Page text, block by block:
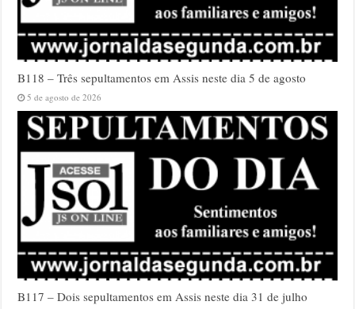
B118 – Três sepultamentos em Assis neste dia 5 de agosto
5 de agosto de 2026
B117 – Dois sepultamentos em Assis neste dia 31 de julho